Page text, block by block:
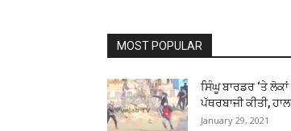
MOST POPULAR
ਸਿੰਘੂ ਬਾਰਡਰ ‘ਤੇ ਲੋਕਾਂ
ਪੱਥਰਬਾਜੀ ਕੀਤੀ,
January 29, 2021